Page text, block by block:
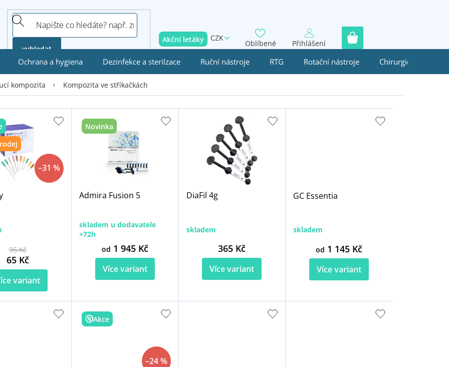
vyhledat
Akční letáky Oblíbené Přihlášení
CZK
Ochrana a hygiena Dezinfekce a sterilzace Ruční nástroje RTG Rotační nástroje Chirurgie
kompozita Kompozita ve stříkačkách
–31 %
95 Kč
65 Kč
variant
Novinka
Admira Fusion 5
skladem u dodavatele
+72h
od 1 945 Kč
Více variant
DiaFil 4g
skladem
365 Kč
Více variant
GC Essentia
skladem
od 1 145 Kč
Více variant
Akce
–24 %